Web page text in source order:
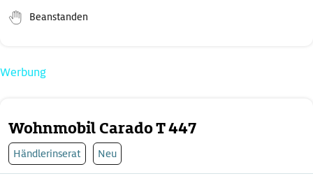
Wohnmobil Carado T 447
Händlerinserat Neu
Beanstanden
Werbung